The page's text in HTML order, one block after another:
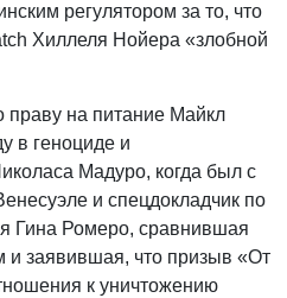
регулятором за то, что
Хиллеля Нойера «злобной
праву на питание Майкл
в геноциде и
Мадуро, когда был с
и спецдокладчик по
Гина Ромеро, сравнившая
и заявившая, что призыв «От
к уничтожению